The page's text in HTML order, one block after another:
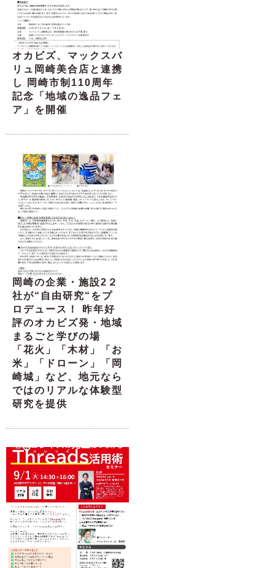
オカビズ、マックスバ
リュ岡崎美合店と連携
し 岡崎市制110周年
記念「地域の逸品フェ
ア」を開催
岡崎の企業・施設2２
社が“自由研究“をプ
ロデュース！ 昨年好
評のオカビズ発・地域
まるごと学びの場
「花火」「木材」「お
米」「ドローン」「岡
崎城」など、地元なら
ではのリアルな体験型
研究を提供